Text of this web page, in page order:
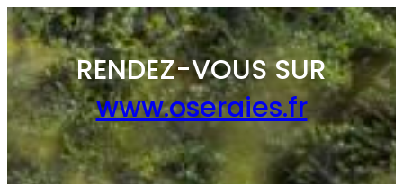
RENDEZ-VOUS SUR
www.oseraies.fr